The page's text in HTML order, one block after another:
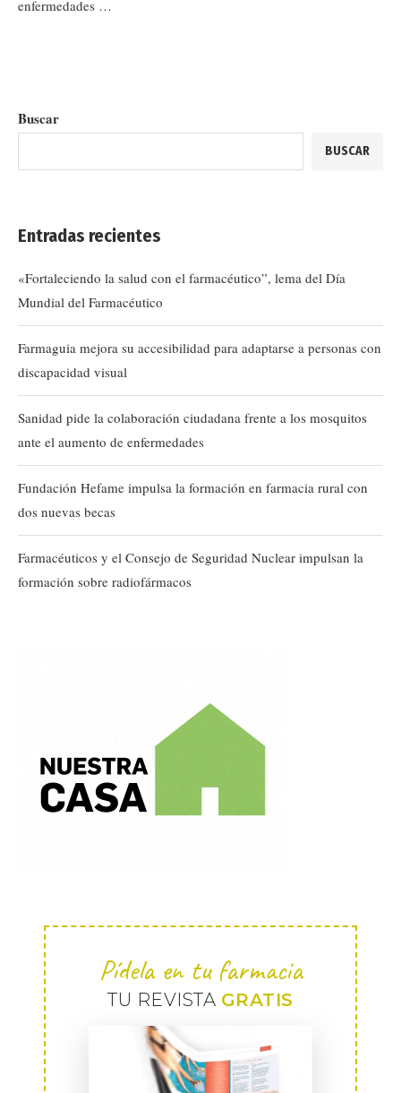
enfermedades …
Buscar
BUSCAR
Entradas recientes
«Fortaleciendo la salud con el farmacéutico”, lema del Día
Mundial del Farmacéutico
Farmaguia mejora su accesibilidad para adaptarse a personas con
discapacidad visual
Sanidad pide la colaboración ciudadana frente a los mosquitos
ante el aumento de enfermedades
Fundación Hefame impulsa la formación en farmacia rural con
dos nuevas becas
Farmacéuticos y el Consejo de Seguridad Nuclear impulsan la
formación sobre radiofármacos
Pídela en tu farmacia
TU REVISTA GRATIS